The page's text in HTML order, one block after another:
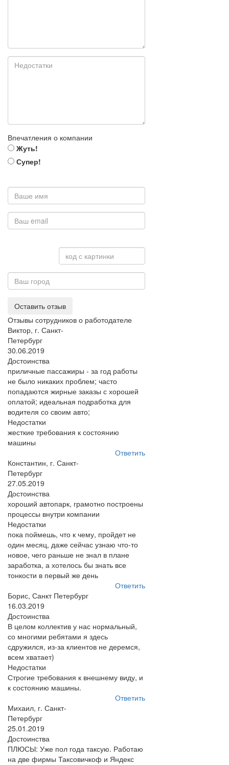
Впечатления о компании
Жуть!
Супер!
Оставить отзыв
Отзывы сотрудников о работодателе
Виктор, г. Санкт-
Петербург
30.06.2019
Достоинства
приличные пассажиры - за год работы
не было никаких проблем; часто
попадаются жирные заказы с хорошей
оплатой; идеальная подработка для
водителя со своим авто;
Недостатки
жесткие требования к состоянию
машины
Ответить
Константин, г. Санкт-
Петербург
27.05.2019
Достоинства
хороший автопарк, грамотно построены
процессы внутри компании
Недостатки
пока поймешь, что к чему, пройдет не
один месяц, даже сейчас узнаю что-то
новое, чего раньше не знал в плане
заработка, а хотелось бы знать все
тонкости в первый же день
Ответить
Борис, Санкт Петербург
16.03.2019
Достоинства
В целом коллектив у нас нормальный,
со многими ребятами я здесь
сдружился, из-за клиентов не деремся,
всем хватает)
Недостатки
Строгие требования к внешнему виду, и
к состоянию машины.
Ответить
Михаил, г. Санкт-
Петербург
25.01.2019
Достоинства
ПЛЮСЫ: Уже пол года таксую. Работаю
на две фирмы Таксовичкоф и Яндекс